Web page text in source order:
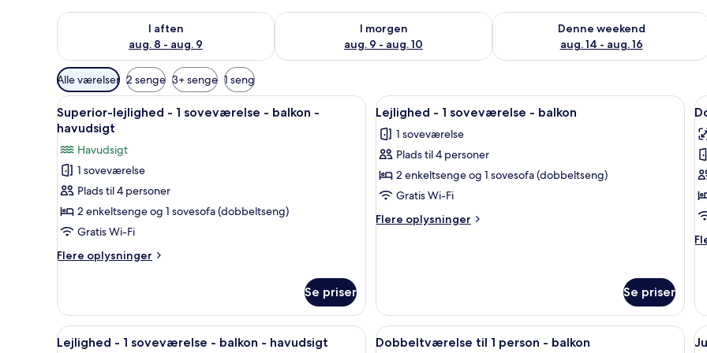
I aften
aug. 8 - aug. 9
Tjek tilgængelighed for i aften aug. 8 - aug. 9
I morgen
aug. 9 - aug. 10
Tjek tilgængelighed for i morgen aug. 9 - aug. 10
Denne weekend
aug. 14 - aug. 16
Tjek tilgængelighed for denne
Tilgængelige
filtre
for
værelser
Alle værelser 2 senge 3+ senge 1 seng
Indlæs
alle
billeder
af
Superior-
lejlighed
-
1
soveværelse
-
-
havudsigt
Et soveværelse med en seng, et fjernsyn ophængt på væggen og et klædeskab.
6
Superior-lejlighed - 1 soveværelse - balkon -
havudsigt
Havudsigt
1 soveværelse
Plads til 4 personer
2 enkeltsenge og 1 sovesofa (dobbeltseng)
Gratis Wi-Fi
Flere oplysninger
Flere
lejlighed
1
Se priser
Indlæs
alle
billeder
af
Lejlighed
-
1
soveværelse
Et moderne soveværelse med en
6
Lejlighed - 1 soveværelse - balkon
1 soveværelse
Plads til 4 personer
2 enkeltsenge og 1 sovesofa (dobbeltseng)
Gratis Wi-Fi
Flere oplysninger
Flere
soveværelse
balkon
Se priser
af
-
Indlæs
Et moderne soveværelse med en stor seng, et træskab og et natbord.
6
Lejlighed - 1 soveværelse - balkon - havudsigt
Indlæs
Et moderne hotelværelse med en
4
Dobbeltværelse til 1 person - balkon